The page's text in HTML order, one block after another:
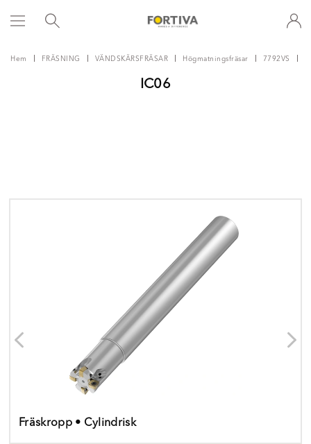
Hem FRÄSNING VÄNDSKÄRSFRÄSAR Högmatningsfräsar 7792VS
IC06
Fräskropp • Cylindrisk